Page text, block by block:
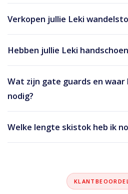
Verkopen jullie Leki
Hebben jullie Leki
Wat zijn gate guards en waar
nodig?
Welke lengte skistok heb ik